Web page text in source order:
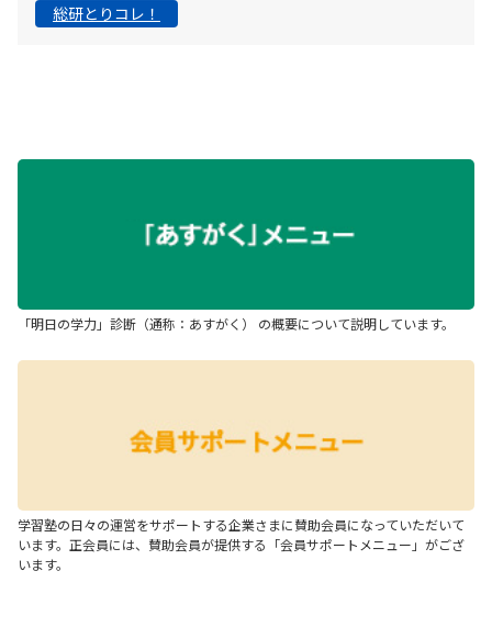
総研とりコレ！
「明日の学力」診断（通称：あすがく） の概要について説明しています。
学習塾の日々の運営をサポートする企業さまに賛助会員になっていただいて
います。正会員には、賛助会員が提供する「会員サポートメニュー」がござ
います。